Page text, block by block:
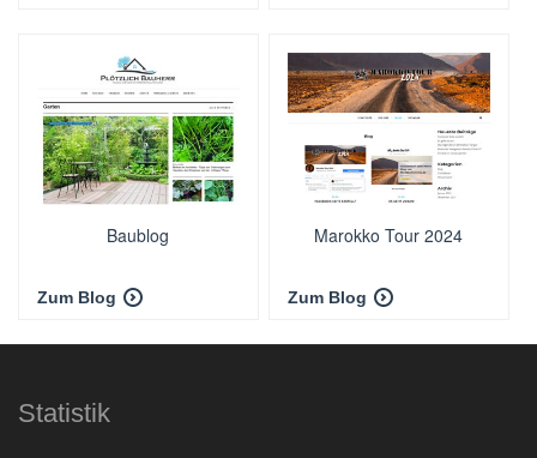
Baublog
Zum Blog
Marokko Tour 2024
Zum Blog
Statistik